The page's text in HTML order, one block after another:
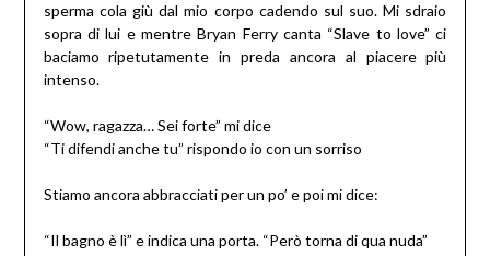
sperma cola giù dal mio corpo cadendo sul suo. Mi sdraio
sopra di lui e mentre Bryan Ferry canta “Slave to love” ci
baciamo ripetutamente in preda ancora al piacere più
intenso.
“Wow, ragazza… Sei forte” mi dice
“Ti difendi anche tu” rispondo io con un sorriso
Stiamo ancora abbracciati per un po’ e poi mi dice:
“Il bagno è lì” e indica una porta. “Però torna di qua nuda”